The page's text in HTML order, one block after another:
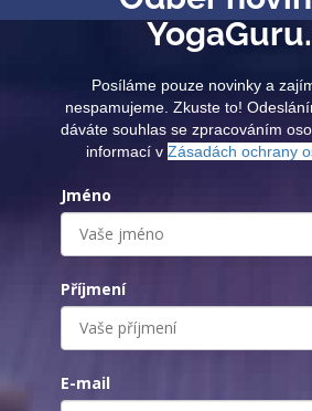
Posíláme pouze novinky a
nespamujeme. Zkuste to!
dáváte souhlas se zpracováním
informací v Zásadách ochrany
Jméno
Příjmení
E-mail